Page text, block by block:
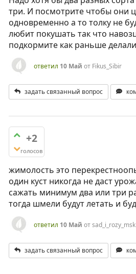
три. И посмотрите чтобы они
одновременно а то толку не
любит покушать так что
подкормите как раньше
ответил 10 Май от Fikus_Sibir
задать связанный вопрос
+2
голосов
жимолость это
один куст никогда не даст
сажать минимум два или три
тогда шмели будут летать и
ответил 10 Май отsad_i_rozy_msk
задать связанный вопрос